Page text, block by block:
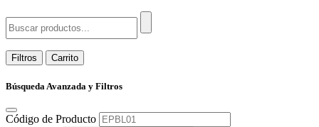
Filtros Carrito
Búsqueda Avanzada y Filtros
Código de Producto